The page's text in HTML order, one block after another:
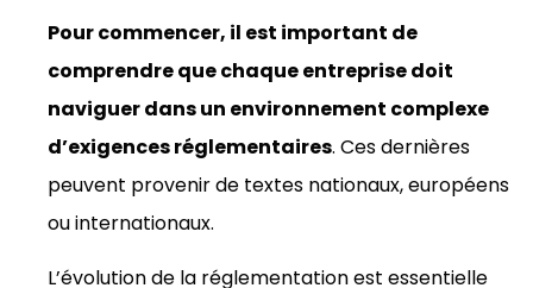
Pour commencer, il est important de
comprendre que chaque entreprise doit
naviguer dans un environnement complexe
d’exigences réglementaires. Ces dernières
peuvent provenir de textes nationaux, européens
ou internationaux.
L’évolution de la réglementation est essentielle